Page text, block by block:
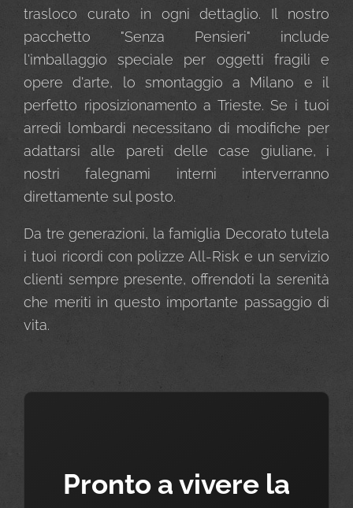
trasloco curato in ogni dettaglio. Il nostro
pacchetto "Senza Pensieri" include
l'imballaggio speciale per oggetti fragili e
opere d'arte, lo smontaggio a Milano e il
perfetto riposizionamento a Trieste. Se i tuoi
arredi lombardi necessitano di modifiche per
adattarsi alle pareti delle case giuliane, i
nostri falegnami interni interverranno
direttamente sul posto.
Da tre generazioni, la famiglia Decorato tutela
i tuoi ricordi con polizze All-Risk e un servizio
clienti sempre presente, offrendoti la serenità
che meriti in questo importante passaggio di
vita.
Pronto a vivere la